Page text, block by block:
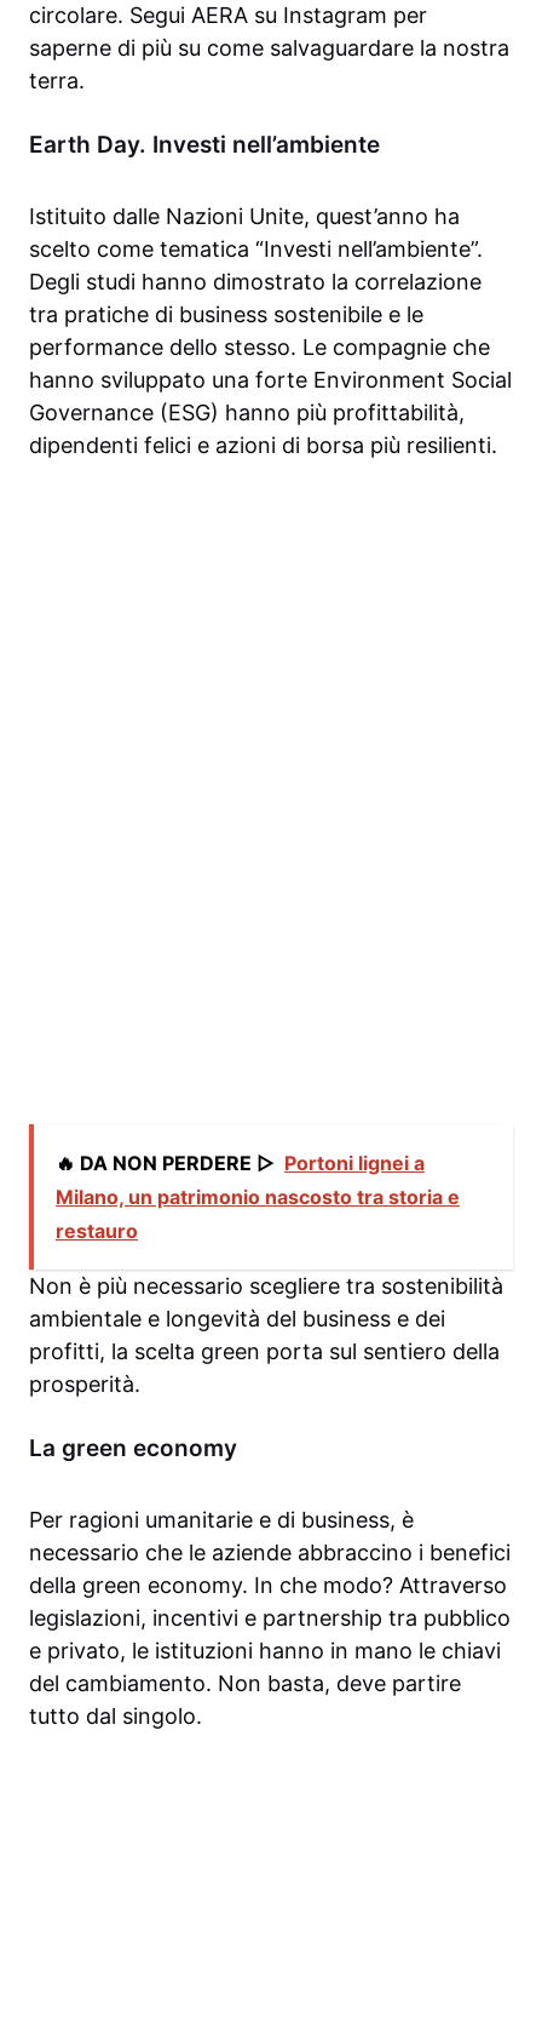
circolare. Segui AERA su Instagram per
saperne di più su come salvaguardare la nostra
terra.
Earth Day. Investi nell’ambiente
Istituito dalle Nazioni Unite, quest’anno ha
scelto come tematica “Investi nell’ambiente”.
Degli studi hanno dimostrato la correlazione
tra pratiche di business sostenibile e le
performance dello stesso. Le compagnie che
hanno sviluppato una forte Environment Social
Governance (ESG) hanno più profittabilità,
dipendenti felici e azioni di borsa più resilienti.
🔥 DA NON PERDERE ▷ Portoni lignei a
Milano, un patrimonio nascosto tra storia e
restauro
Non è più necessario scegliere tra sostenibilità
ambientale e longevità del business e dei
profitti, la scelta green porta sul sentiero della
prosperità.
La green economy
Per ragioni umanitarie e di business, è
necessario che le aziende abbraccino i benefici
della green economy. In che modo? Attraverso
legislazioni, incentivi e partnership tra pubblico
e privato, le istituzioni hanno in mano le chiavi
del cambiamento. Non basta, deve partire
tutto dal singolo.